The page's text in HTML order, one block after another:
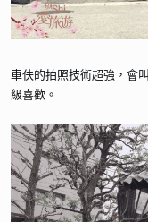
車伕的拍照技術超強，會
級喜歡。